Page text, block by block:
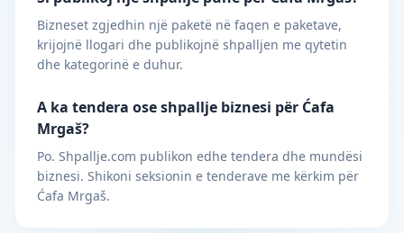
Bizneset zgjedhin një paketë në faqen e paketave,
krijojnë llogari dhe publikojnë shpalljen me qytetin
dhe kategorinë e duhur.
A ka tendera ose shpallje biznesi për Ćafa
Mrgaš?
Po. Shpallje.com publikon edhe tendera dhe mundësi
biznesi. Shikoni seksionin e tenderave me kërkim për
Ćafa Mrgaš.